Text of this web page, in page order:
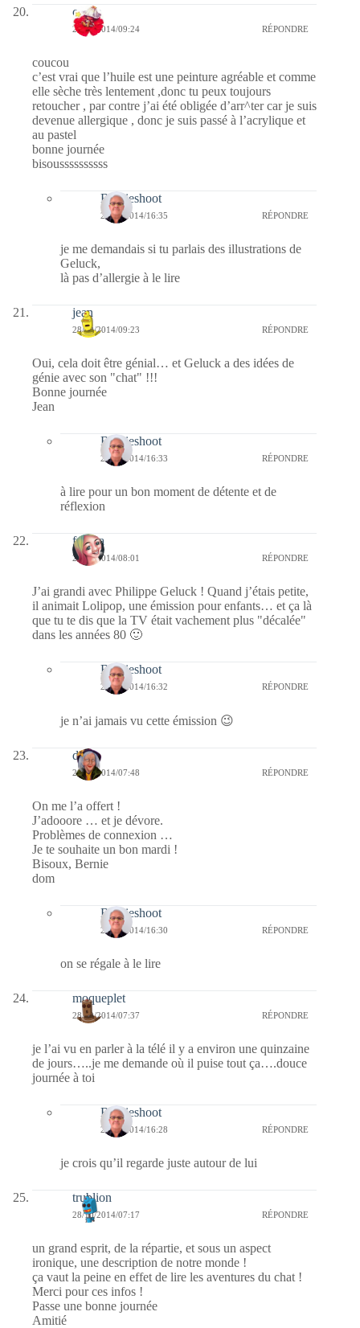
cerise
28/10/2014/09:24 RÉPONDRE
coucou
c’est vrai que l’huile est une peinture agréable et comme
elle sèche très lentement ,donc tu peux toujours
retoucher , par contre j’ai été obligée d’arr^ter car je suis
devenue allergique , donc je suis passé à l’acrylique et
au pastel
bonne journée
bisoussssssssss
Bernieshoot
29/10/2014/16:35 RÉPONDRE
je me demandais si tu parlais des illustrations de
Geluck,
là pas d’allergie à le lire
jean
28/10/2014/09:23 RÉPONDRE
Oui, cela doit être génial… et Geluck a des idées de
génie avec son "chat" !!!
Bonne journée
Jean
Bernieshoot
29/10/2014/16:33 RÉPONDRE
à lire pour un bon moment de détente et de
réflexion
fedora
28/10/2014/08:01 RÉPONDRE
J’ai grandi avec Philippe Geluck ! Quand j’étais petite,
il animait Lolipop, une émission pour enfants… et ça là
que tu te dis que la TV était vachement plus "décalée"
dans les années 80 🙂
Bernieshoot
29/10/2014/16:32 RÉPONDRE
je n’ai jamais vu cette émission 😉
dom
28/10/2014/07:48 RÉPONDRE
On me l’a offert !
J’adooore … et je dévore.
Problèmes de connexion …
Je te souhaite un bon mardi !
Bisoux, Bernie
dom
Bernieshoot
29/10/2014/16:30 RÉPONDRE
on se régale à le lire
moqueplet
28/10/2014/07:37 RÉPONDRE
je l’ai vu en parler à la télé il y a environ une quinzaine
de jours…..je me demande où il puise tout ça….douce
journée à toi
Bernieshoot
29/10/2014/16:28 RÉPONDRE
je crois qu’il regarde juste autour de lui
trublion
28/10/2014/07:17 RÉPONDRE
un grand esprit, de la répartie, et sous un aspect
ironique, une description de notre monde !
ça vaut la peine en effet de lire les aventures du chat !
Merci pour ces infos !
Passe une bonne journée
Amitié